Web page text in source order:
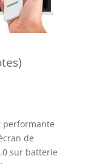
performante
de
sur batterie